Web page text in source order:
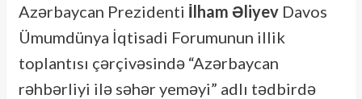
Azərbaycan Prezidenti İlham ƏliyevDavos
Ümumdünya İqtisadi Forumunun illik
toplantısı çərçivəsində “Azərbaycan
rəhbərliyi ilə səhər yeməyi” adlı tədbirdə